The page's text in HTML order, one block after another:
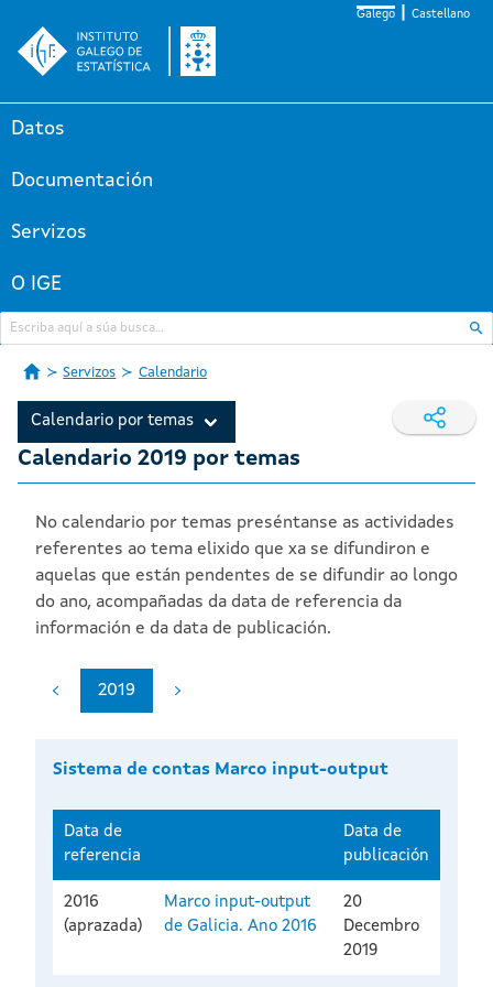
Galego Castellano
Datos
Documentación
Servizos
O IGE
Servizos Calendario
Calendario por temas
Calendario 2019 por temas
No calendario por temas preséntanse as actividades
referentes ao tema elixido que xa se difundiron e
aquelas que están pendentes de se difundir ao longo
do ano, acompañadas da data de referencia da
información e da data de publicación.
2019
Sistema de contas Marco input-output
Data de
referencia
Data de
publicación
2016
(aprazada)
Marco input-output
de Galicia. Ano 2016
20
Decembro
2019